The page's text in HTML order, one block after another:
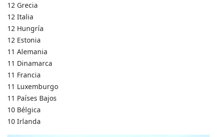
12 Grecia
12 Italia
12 Hungría
12 Estonia
11 Alemania
11 Dinamarca
11 Francia
11 Luxemburgo
11 Países Bajos
10 Bélgica
10 Irlanda